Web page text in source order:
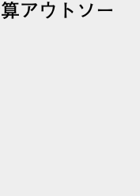
アウトソー